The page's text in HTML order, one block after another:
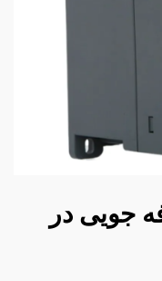
جویی در